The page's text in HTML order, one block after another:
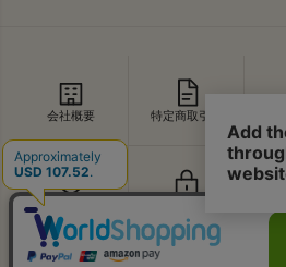
会社概要 特定商取引法
セキュリティ